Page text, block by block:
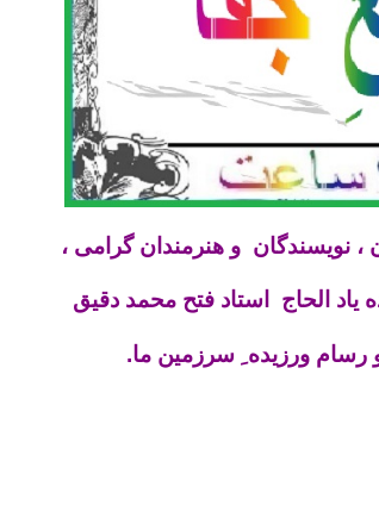
، نویسندگان و هنرمندان گرامی ،
یاد الحاج استاد فتح محمد دقیق
ورزیده ِ سرزمین ما.